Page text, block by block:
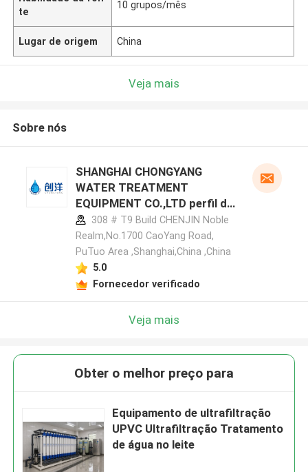
te
10 grupos/mês
Lugar de origem China
Veja mais
Sobre nós
SHANGHAI CHONGYANG
WATER TREATMENT
EQUIPMENT CO.,LTD perfil do
fabricante
308 # T9 Build CHENJIN Noble
Realm,No.1700 CaoYang Road,
PuTuo Area ,Shanghai,China ,China
5.0
Fornecedor verificado
Veja mais
Obter o melhor preço para
Equipamento de ultrafiltração
UPVC Ultrafiltração Tratamento
de água no leite